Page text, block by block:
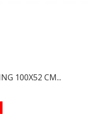
100X52 CM...